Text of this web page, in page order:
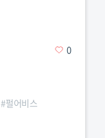
0
#펄어비스